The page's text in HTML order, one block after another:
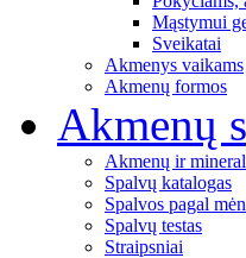
Mąstymui
Sveikatai
Akmenys vaikams
Akmenų formos
Akmenų
Akmenų ir
Spalvų katalogas
Spalvos pagal
Spalvų testas
Straipsniai